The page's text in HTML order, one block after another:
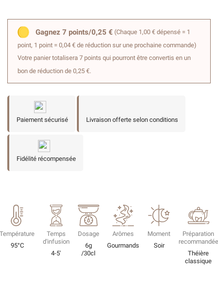
Gagnez 7 points/0,25 € (Chaque 1,00 € dépensé = 1
point, 1 point = 0,04 € de réduction sur une prochaine commande)
Votre panier totalisera 7 points qui pourront être convertis en un
bon de réduction de 0,25 €.
Paiement sécurisé Livraison offerte selon conditions
Fidélité récompensée
Température
95°C
Temps
d'infusion
4-5'
Dosage
6g
/30cl
Arômes
Gourmands
Moment
Soir
Préparation
recommandée
Théière
classique